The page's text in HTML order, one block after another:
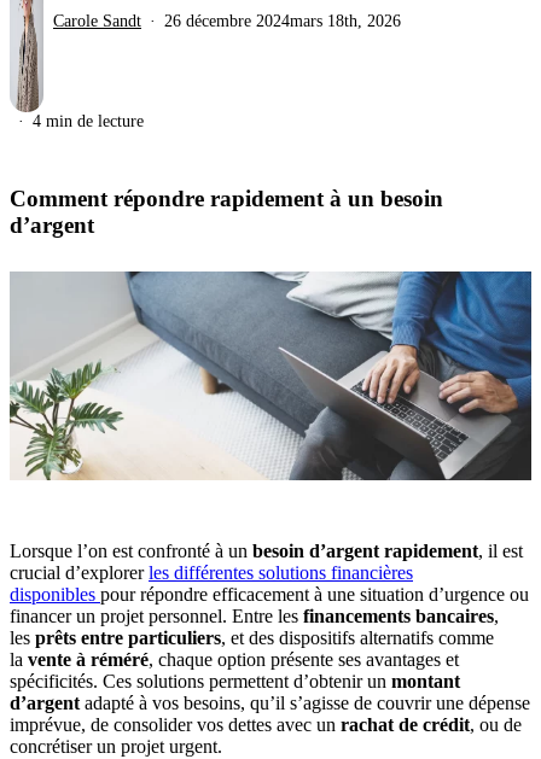
Carole Sandt 26 décembre 2024mars 18th, 2026
4 min de lecture
Comment répondre rapidement à un besoin
d’argent
Lorsque l’on est confronté à un besoin d’argent rapidement, il est
crucial d’explorerles différentes solutions financières
disponibles pour répondre efficacement à une situation d’urgence ou
financer un projet personnel. Entre les financements bancaires,
les prêts entre particuliers, et des dispositifs alternatifs comme
la vente à réméré, chaque option présente ses avantages et
spécificités. Ces solutions permettent d’obtenir un montant
d’argent adapté à vos besoins, qu’il s’agisse de couvrir une dépense
imprévue, de consolider vos dettes avec un rachat de crédit, ou de
concrétiser un projet urgent.